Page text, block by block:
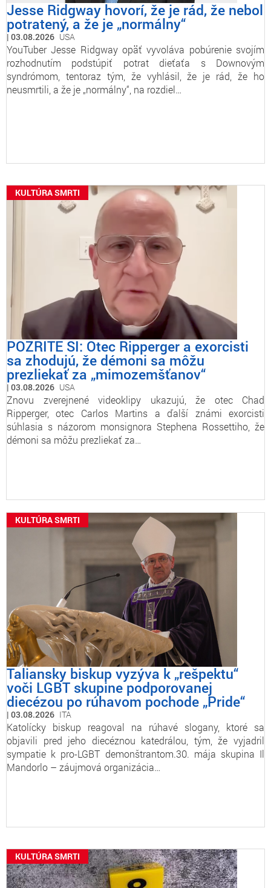
Jesse Ridgway hovorí, že je rád, že nebol
potratený, a že je „normálny“
03.08.2026 USA
YouTuber Jesse Ridgway opäť vyvoláva pobúrenie svojím
rozhodnutím podstúpiť potrat dieťaťa s Downovým
syndrómom, tentoraz tým, že vyhlásil, že je rád, že ho
neusmrtili, a že je „normálny“, na rozdiel…
KULTÚRA SMRTI
POZRITE SI: Otec Ripperger a exorcisti
sa zhodujú, že démoni sa môžu
prezliekať za „mimozemšťanov“
03.08.2026 USA
Znovu zverejnené videoklipy ukazujú, že otec Chad
Ripperger, otec Carlos Martins a ďalší známi exorcisti
súhlasia s názorom monsignora Stephena Rossettiho, že
démoni sa môžu prezliekať za…
KULTÚRA SMRTI
Taliansky biskup vyzýva k „rešpektu“
voči LGBT skupine podporovanej
diecézou po rúhavom pochode „Pride“
03.08.2026 ITA
Katolícky biskup reagoval na rúhavé slogany, ktoré sa
objavili pred jeho diecéznou katedrálou, tým, že vyjadril
sympatie k pro-LGBT demonštrantom.30. mája skupina Il
Mandorlo – záujmová organizácia…
KULTÚRA SMRTI